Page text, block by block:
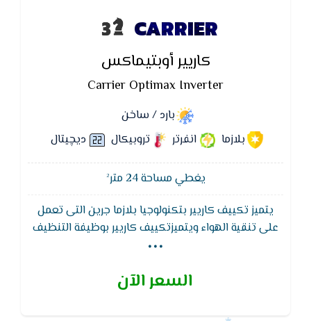
CARRIER
كاريير أوبتيماكس
Carrier Optimax Inverter
بارد / ساخن
بلازما
انفرتر تروبيكال ديچيتال
يغطي مساحة 24 متر²
يتميز تكييف كاريير بتكنولوجيا بلازما جرين التى تعمل
على تنقية الهواء ويتميزتكييف كاريير بوظيفة التنظيف
الذاتى لجهاز التكييف لتجفيف الـمبادل الحرارى للوحدة
...
السعر الآن